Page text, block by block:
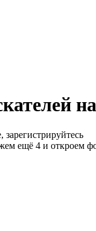
ещё 4 и откроем